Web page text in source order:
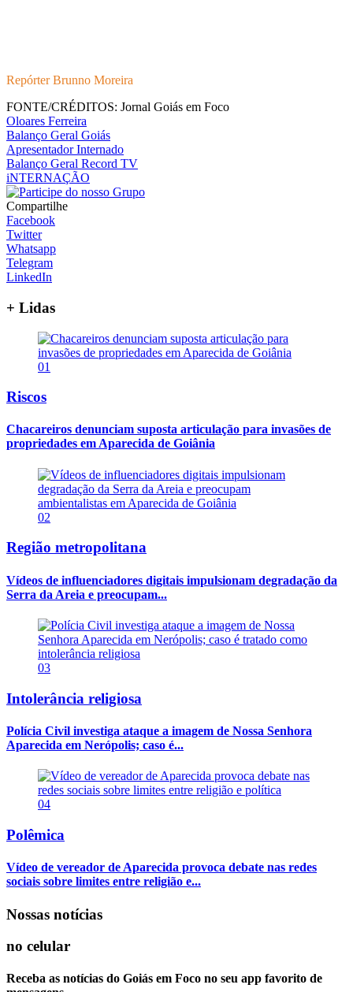
Repórter Brunno Moreira
FONTE/CRÉDITOS: Jornal Goiás em Foco
Oloares Ferreira
Balanço Geral Goiás
Apresentador Internado
Balanço Geral Record TV
iNTERNAÇÃO
Compartilhe
Facebook
Twitter
Whatsapp
Telegram
LinkedIn
+ Lidas
01
Riscos
Chacareiros denunciam suposta articulação para invasões de
propriedades em Aparecida de Goiânia
02
Região metropolitana
Vídeos de influenciadores digitais impulsionam degradação da
Serra da Areia e preocupam...
03
Intolerância religiosa
Polícia Civil investiga ataque a imagem de Nossa Senhora
Aparecida em Nerópolis; caso é...
04
Polêmica
Vídeo de vereador de Aparecida provoca debate nas redes
sociais sobre limites entre religião e...
Nossas notícias
no celular
Receba as notícias do Goiás em Foco no seu app favorito de